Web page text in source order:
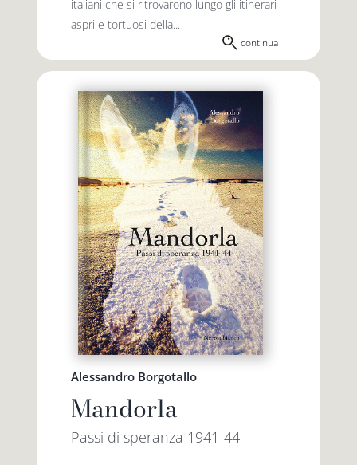
italiani che si ritrovarono lungo gli itinerari
aspri e tortuosi della...
continua
Alessandro Borgotallo
Mandorla
Passi di speranza 1941-44